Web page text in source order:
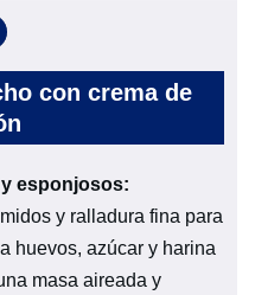
con crema de
esponjosos:
y ralladura fina para
huevos, azúcar y harina
masa aireada y